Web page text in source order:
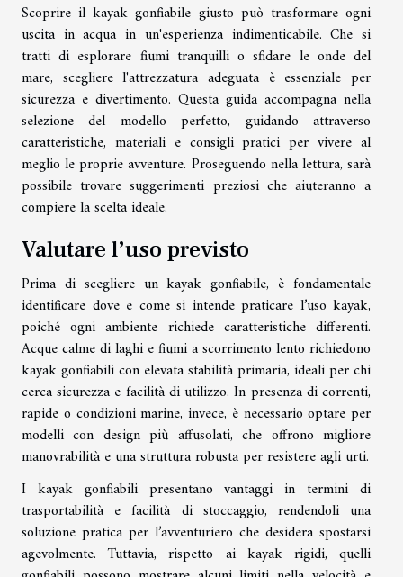
Scoprire il kayak gonfiabile giusto può trasformare ogni
uscita in acqua in un'esperienza indimenticabile. Che si
tratti di esplorare fiumi tranquilli o sfidare le onde del
mare, scegliere l'attrezzatura adeguata è essenziale per
sicurezza e divertimento. Questa guida accompagna nella
selezione del modello perfetto, guidando attraverso
caratteristiche, materiali e consigli pratici per vivere al
meglio le proprie avventure. Proseguendo nella lettura, sarà
possibile trovare suggerimenti preziosi che aiuteranno a
compiere la scelta ideale.
Valutare l’uso previsto
Prima di scegliere un kayak gonfiabile, è fondamentale
identificare dove e come si intende praticare l’uso kayak,
poiché ogni ambiente richiede caratteristiche differenti.
Acque calme di laghi e fiumi a scorrimento lento richiedono
kayak gonfiabili con elevata stabilità primaria, ideali per chi
cerca sicurezza e facilità di utilizzo. In presenza di correnti,
rapide o condizioni marine, invece, è necessario optare per
modelli con design più affusolati, che offrono migliore
manovrabilità e una struttura robusta per resistere agli urti.
I kayak gonfiabili presentano vantaggi in termini di
trasportabilità e facilità di stoccaggio, rendendoli una
soluzione pratica per l’avventuriero che desidera spostarsi
agevolmente. Tuttavia, rispetto ai kayak rigidi, quelli